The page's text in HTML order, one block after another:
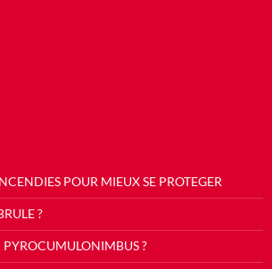
POUR MIEUX SE PROTEGER
?
?